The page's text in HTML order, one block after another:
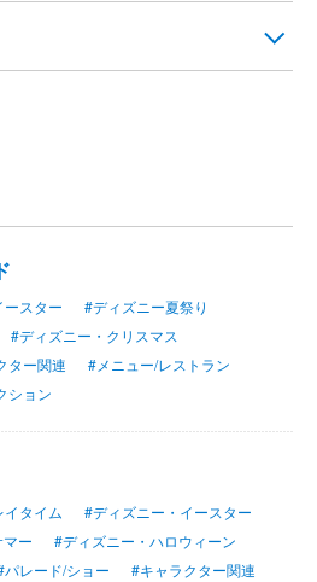
スター
#ディズニー夏祭り
#ディズニー・クリスマス
ター関連
#メニュー/レストラン
ション
タイム
#ディズニー・イースター
ー
#ディズニー・ハロウィーン
パレード/ショー
#キャラクター関連